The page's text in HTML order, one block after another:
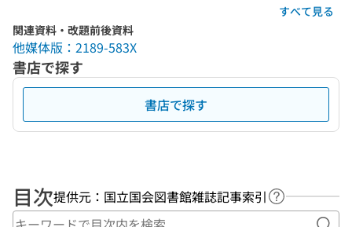
すべて見る
関連資料・改題前後資料
他媒体版：2189-583X
書店で探す
書店で探す
目次提供元：国立国会図書館雑誌記事索引 ヘルプペー